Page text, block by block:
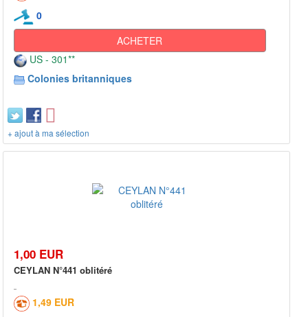
0
ACHETER
US - 301**
Colonies britanniques
+ ajout à ma sélection
1,00 EUR
CEYLAN N°441 oblitéré
1,49 EUR